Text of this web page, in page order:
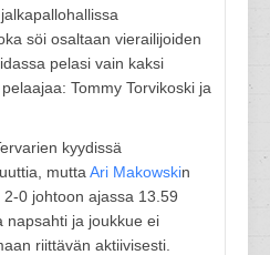
söi osaltaan vierailijoiden
pelasi vain kaksi
Tommy Torvikoski ja
kyydissä
mutta Ari Makowskin
0 johtoon ajassa 13.59
napsahti ja joukkue ei
riittävän aktiivisesti.